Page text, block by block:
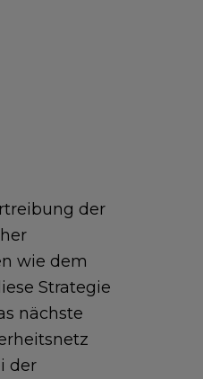
der
wie dem
Strategie
nächste
der